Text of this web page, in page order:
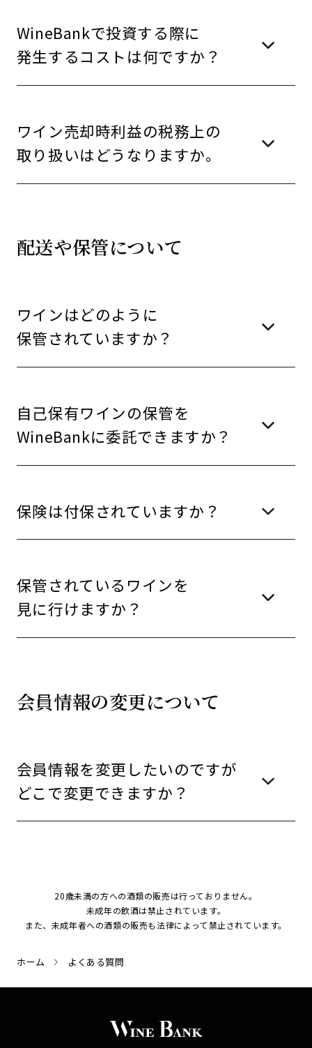
WineBankで投資する際に
発生するコストは何ですか？
ワイン売却時利益の税務上の
取り扱いはどうなりますか。
配送や保管について
ワインはどのように
保管されていますか？
自己保有ワインの保管を
WineBankに委託できますか？
保険は付保されていますか？
保管されているワインを
見に行けますか？
会員情報の変更について
会員情報を変更したいのですが
どこで変更できますか？
20歳未満の方への酒類の販売は行っておりません。
未成年の飲酒は禁止されています。
また、未成年者への酒類の販売も法律によって禁止されています。
ホーム よくある質問